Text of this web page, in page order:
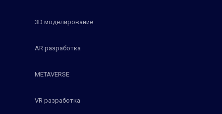
3D моделирование
AR разработка
METAVERSE
VR разработка